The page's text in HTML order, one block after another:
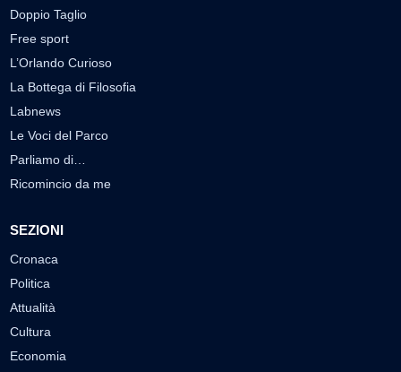
Doppio Taglio
Free sport
L’Orlando Curioso
La Bottega di Filosofia
Labnews
Le Voci del Parco
Parliamo di…
Ricomincio da me
SEZIONI
Cronaca
Politica
Attualità
Cultura
Economia